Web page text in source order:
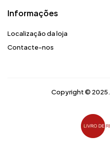
Informações
Localização da loja
Contacte-nos
Copyright © 2025.